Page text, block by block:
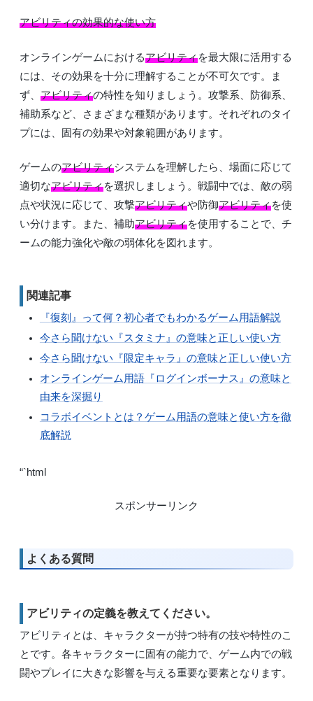
アビリティの効果的な使い方
オンラインゲームにおけるアビリティを最大限に活用する
には、その効果を十分に理解することが不可欠です。ま
ず、 アビリティの特性を知りましょう。攻撃系、防御系、
補助系など、さまざまな種類があります。それぞれのタイ
プには、固有の効果や対象範囲があります。
ゲームのアビリティシステムを理解したら、場面に応じて
適切なアビリティを選択しましょう。戦闘中では、敵の弱
点や状況に応じて、攻撃アビリティや防御アビリティを使
い分けます。また、補助アビリティを使用することで、チ
ームの能力強化や敵の弱体化を図れます。
関連記事
『復刻』って何？初心者でもわかるゲーム用語解説
今さら聞けない『スタミナ』の意味と正しい使い方
今さら聞けない『限定キャラ』の意味と正しい使い方
オンラインゲーム用語『ログインボーナス』の意味と
由来を深掘り
コラボイベントとは？ゲーム用語の意味と使い方を徹
底解説
“`html
スポンサーリンク
よくある質問
アビリティの定義を教えてください。
アビリティとは、キャラクターが持つ特有の技や特性のこ
とです。各キャラクターに固有の能力で、ゲーム内での戦
闘やプレイに大きな影響を与える重要な要素となります。